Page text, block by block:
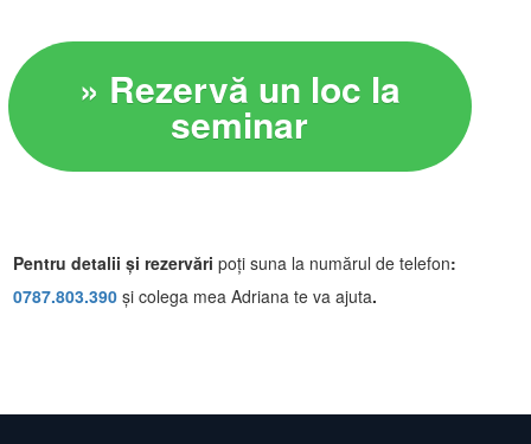
» Rezervă un loc la
seminar
Pentru detalii și rezervări poți suna la numărul de telefon:
0787 .803.39 0 și colega mea Adriana te va ajuta.